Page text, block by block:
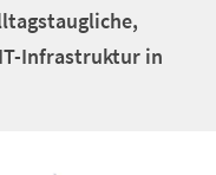
Infrastruktur in